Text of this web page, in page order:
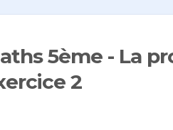
5ème - La
2